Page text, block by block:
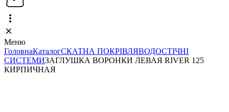
Меню
ГоловнаКаталогСКАТНА ПОКРІВЛЯВОДОСТІЧНІ
СИСТЕМИЗАГЛУШКА ВОРОНКИ ЛЕВАЯ RIVER 125
КИРПИЧНАЯ